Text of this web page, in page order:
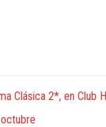
Clásica 2*, en Club